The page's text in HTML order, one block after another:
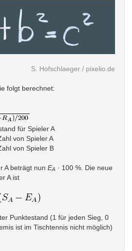
S. Hofschlaeger / pixelio.de
folgt berechnet:
für Spieler A
von Spieler A
von Spieler B
A beträgt nun EA · 100 %. Die neue
A ist
Punktestand (1 für jeden Sieg, 0
ist im Tischtennis nicht möglich)